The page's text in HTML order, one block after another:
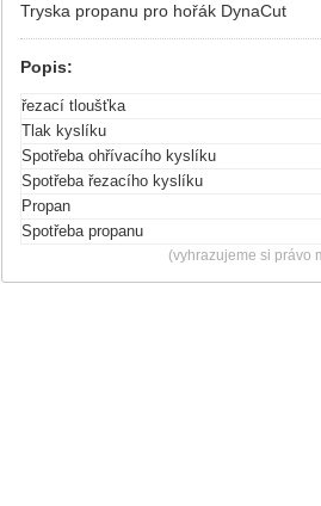
Tryska propanu pro hořák DynaCut
Popis:
řezací tloušťka
Tlak kyslíku
Spotřeba ohřívacího kyslíku
Spotřeba řezacího kyslíku
Propan
Spotřeba propanu
(vyhrazujeme si právo